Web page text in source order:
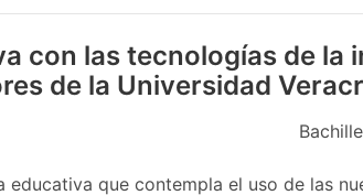
con las tecnologías de
de la Universidad
que contempla el uso de las